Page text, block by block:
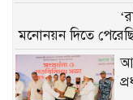
মনোনয়ন দিতে